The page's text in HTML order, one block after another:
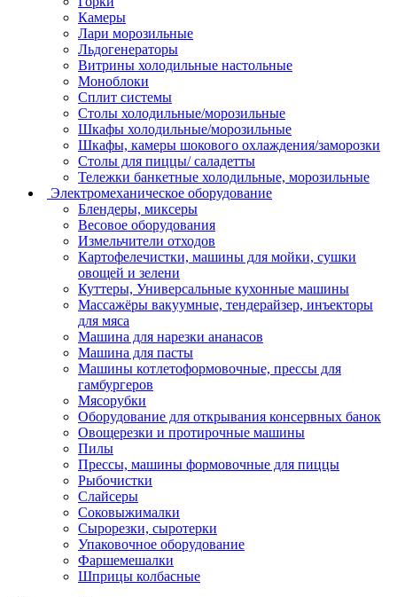
Камеры
Лари морозильные
Льдогенераторы
Витрины холодильные настольные
Моноблоки
Сплит системы
Столы холодильные/морозильные
Шкафы холодильные/морозильные
Шкафы, камеры шокового охлаждения/заморозки
Столы для пиццы/ саладетты
Тележки банкетные холодильные, морозильные
Электромеханическое оборудование
Блендеры, миксеры
Весовое оборудования
Измельчители отходов
Картофелечистки, машины для мойки, сушки
овощей и зелени
Куттеры, Универсальные кухонные машины
Массажёры вакуумные, тендерайзер, инъекторы
для мяса
Машина для нарезки ананасов
Машина для пасты
Машины котлетоформовочные, прессы для
гамбургеров
Мясорубки
Оборудование для открывания консервных банок
Овощерезки и протирочные машины
Пилы
Прессы, машины формовочные для пиццы
Рыбочистки
Слайсеры
Соковыжималки
Сырорезки, сыротерки
Упаковочное оборудование
Фаршемешалки
Шприцы колбасные